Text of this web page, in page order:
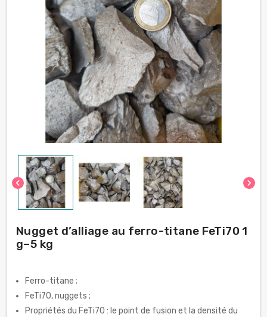
chevron_left chevron_right
Nugget d’alliage au ferro-titane FeTi70 1
g–5 kg
Ferro-titane ;
FeTi70, nuggets ;
Propriétés du FeTi70 : le point de fusion et la densité du